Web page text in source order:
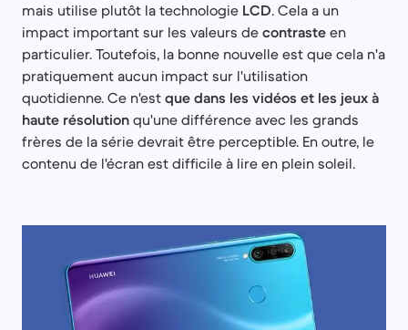
mais utilise plutôt la technologie LCD. Cela a un
impact important sur les valeurs de contraste en
particulier. Toutefois, la bonne nouvelle est que cela n'a
pratiquement aucun impact sur l'utilisation
quotidienne. Ce n'est que dans les vidéos et les jeux à
haute résolution qu'une différence avec les grands
frères de la série devrait être perceptible. En outre, le
contenu de l'écran est difficile à lire en plein soleil.